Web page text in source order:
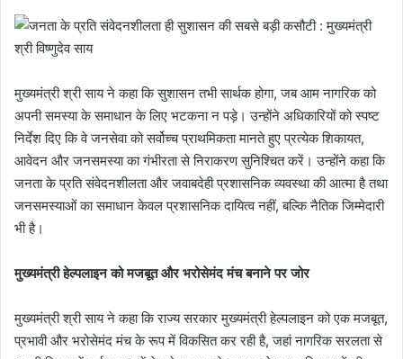
मुख्यमंत्री श्री साय ने कहा कि सुशासन तभी सार्थक होगा, जब आम नागरिक को
अपनी समस्या के समाधान के लिए भटकना न पड़े। उन्होंने अधिकारियों को स्पष्ट
निर्देश दिए कि वे जनसेवा को सर्वोच्च प्राथमिकता मानते हुए प्रत्येक शिकायत,
आवेदन और जनसमस्या का गंभीरता से निराकरण सुनिश्चित करें। उन्होंने कहा कि
जनता के प्रति संवेदनशीलता और जवाबदेही प्रशासनिक व्यवस्था की आत्मा है तथा
जनसमस्याओं का समाधान केवल प्रशासनिक दायित्व नहीं, बल्कि नैतिक जिम्मेदारी
भी है।
मुख्यमंत्री हेल्पलाइन को मजबूत और भरोसेमंद मंच बनाने पर जोर
मुख्यमंत्री श्री साय ने कहा कि राज्य सरकार मुख्यमंत्री हेल्पलाइन को एक मजबूत,
प्रभावी और भरोसेमंद मंच के रूप में विकसित कर रही है, जहां नागरिक सरलता से